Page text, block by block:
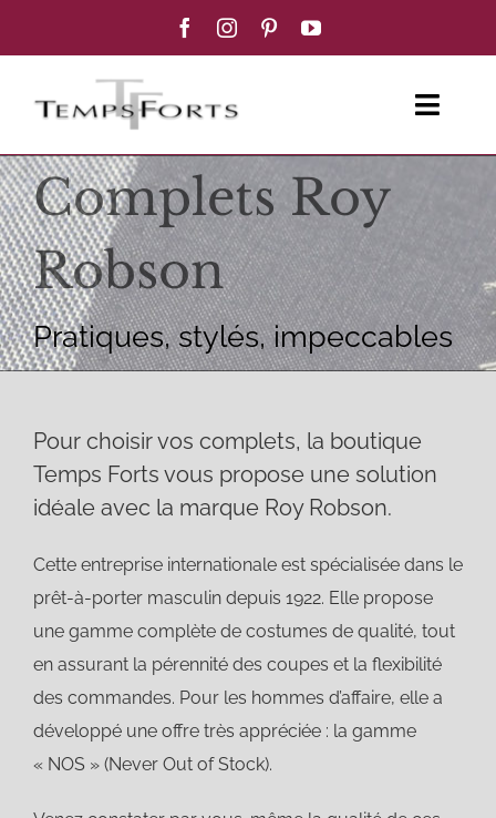
ACCUEIL
FEMME
HOMME
BOUTIQUE
BLOG MODE
CONTACT
Complets Roy
Robson
Pratiques, stylés, impeccables
Pour choisir vos complets, la boutique
Temps Forts vous propose une solution
idéale avec la marque Roy Robson.
Cette entreprise internationale est spécialisée dans le
prêt-à-porter masculin depuis 1922. Elle propose
une gamme complète de costumes de qualité, tout
en assurant la pérennité des coupes et la flexibilité
des commandes. Pour les hommes d’affaire, elle a
développé une offre très appréciée : la gamme
« NOS » (Never Out of Stock).